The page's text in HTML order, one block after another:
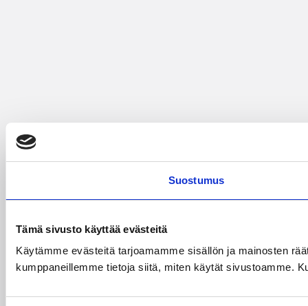
Suostumus
Tämä sivusto käyttää evästeitä
Käytämme evästeitä tarjoamamme sisällön ja mainosten
kumppaneillemme tietoja siitä, miten käytät sivustoamme.